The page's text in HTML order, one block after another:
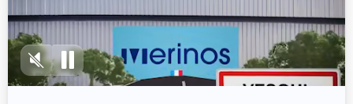
Dès 501,00 €
Découvrir